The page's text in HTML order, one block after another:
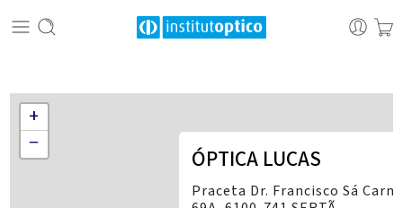
ÓPTICA LUCAS
Praceta Dr. Francisco Sá
+
−